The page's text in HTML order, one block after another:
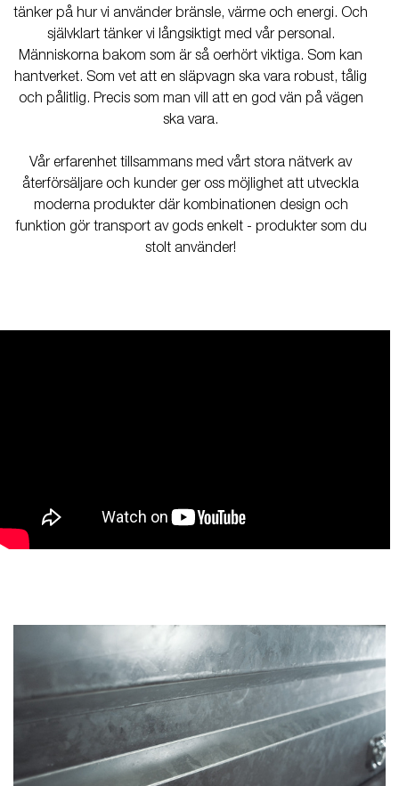
tänker på hur vi använder bränsle, värme och energi. Och
självklart tänker vi långsiktigt med vår personal.
Människorna bakom som är så oerhört viktiga. Som kan
hantverket. Som vet att en släpvagn ska vara robust, tålig
och pålitlig. Precis som man vill att en god vän på vägen
ska vara.
Vår erfarenhet tillsammans med vårt stora nätverk av
återförsäljare och kunder ger oss möjlighet att utveckla
moderna produkter där kombinationen design och
funktion gör transport av gods enkelt - produkter som du
stolt använder!